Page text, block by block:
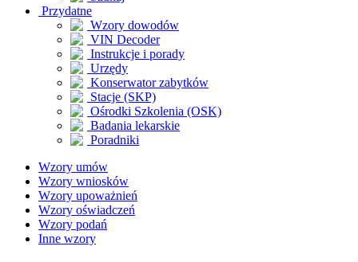
Przydatne
Wzory dowodów
VIN Decoder
Instrukcje i porady
Urzędy
Konserwator zabytków
Stacje (SKP)
Ośrodki Szkolenia (OSK)
Badania lekarskie
Poradniki
Wzory umów
Wzory wniosków
Wzory upoważnień
Wzory oświadczeń
Wzory podań
Inne wzory